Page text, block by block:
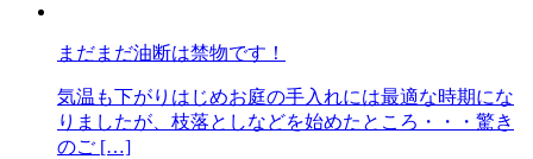
まだまだ油断は禁物です！
気温も下がりはじめお庭の手入れには最適な時期にな
りましたが、枝落としなどを始めたところ・・・驚き
のご […]